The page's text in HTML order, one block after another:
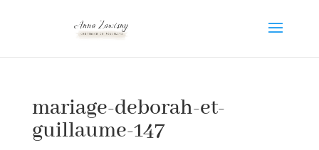
mariage-deborah-et-
guillaume-147